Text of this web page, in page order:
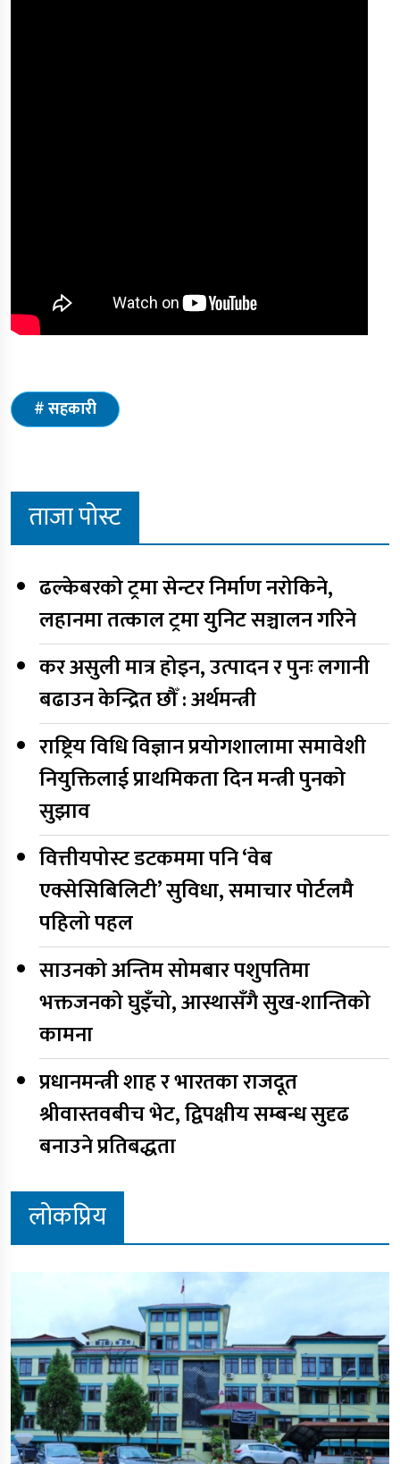
सहकारी
ताजा पोस्ट
ढल्केबरको ट्रमा सेन्टर निर्माण नरोकिने,
लहानमा तत्काल ट्रमा युनिट सञ्चालन गरिने
कर असुली मात्र होइन, उत्पादन र पुनः लगानी
बढाउन केन्द्रित छौँ : अर्थमन्त्री
राष्ट्रिय विधि विज्ञान प्रयोगशालामा समावेशी
नियुक्तिलाई प्राथमिकता दिन मन्त्री पुनको
सुझाव
वित्तीयपोस्ट डटकममा पनि ‘वेब
एक्सेसिबिलिटी’ सुविधा, समाचार पोर्टलमै
पहिलो पहल
साउनको अन्तिम सोमबार पशुपतिमा
भक्तजनको घुइँचो, आस्थासँगै सुख-शान्तिको
कामना
प्रधानमन्त्री शाह र भारतका राजदूत
श्रीवास्तवबीच भेट, द्विपक्षीय सम्बन्ध सुदृढ
बनाउने प्रतिबद्धता
लोकप्रिय